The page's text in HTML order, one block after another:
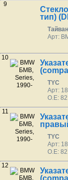
9
тип)
Арт:
10
TYC
Арт:
O.E:
11
TYC
Арт:
O.E:
12